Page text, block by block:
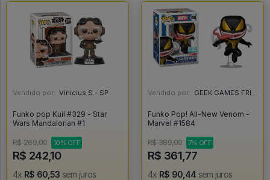
Vendido por: Vinicius S - SP
Funko pop Kuil #329 - Star
Wars Mandalorian #1
R$ 269,00 10% OFF
R$ 242,10
4x R$ 60,53 sem juros
Vendido por: GEEK GAMES FRIEND - RJ
Funko Pop! All-New Venom -
Marvel #1584
R$ 389,00 7% OFF
R$ 361,77
4x R$ 90,44 sem juros